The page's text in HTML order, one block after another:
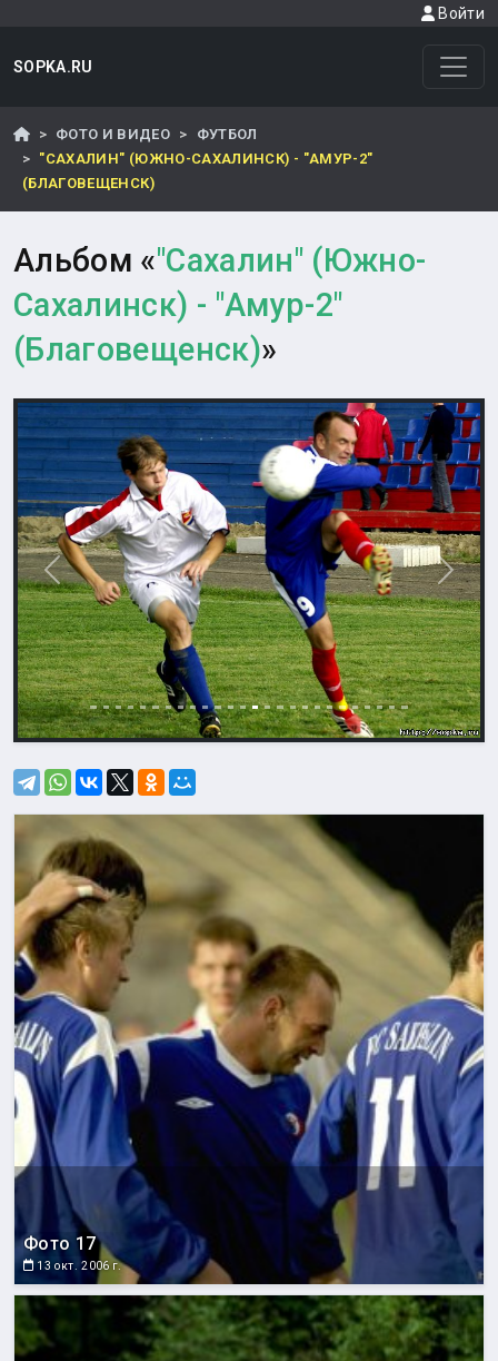
Войти
SOPKA.RU
ФОТО И ВИДЕО
ФУТБОЛ
"САХАЛИН" (ЮЖНО-САХАЛИНСК) - "АМУР-2"
(БЛАГОВЕЩЕНСК)
Альбом «"Сахалин" (Южно-
Сахалинск) - "Амур-2"
(Благовещенск)»
Назад
Фото 17
13 окт. 2006 г.